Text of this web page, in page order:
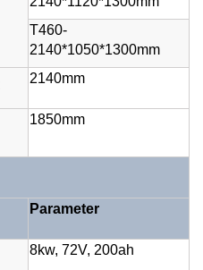
T460-
2140*1050*1300mm
2140mm
1850mm
Parameter
8kw, 72V, 200ah